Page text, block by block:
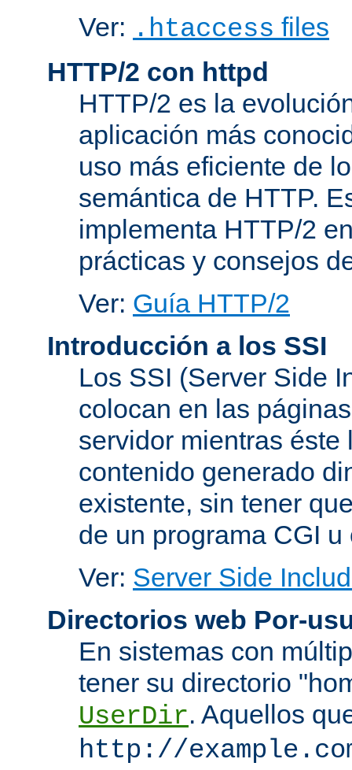
Ver: .htaccess files
HTTP/2 con httpd
HTTP/2 es la
aplicación más
uso más eficiente de
semántica de HTTP.
implementa HTTP/2
prácticas y consejos
Ver: Guía HTTP/2
Introducción a los SSI
Los SSI (Server Side
colocan en las
servidor mientras
contenido generado
existente, sin tener
de un programa CGI
Ver: Server Side
Directorios web Por-
En sistemas con
tener su directorio
UserDir. Aquellos
http://